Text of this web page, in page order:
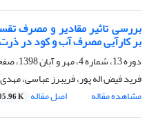
بررسی تاثیر مقادیر و مصرف
بر کارآیی مصرف آب و کود در
دوره 13، شماره 4، مهر و آبان 1398، صفحه
فرید فیض اله پور، فریبرز عباسی،
مشاهده مقاله
اصل مقاله K